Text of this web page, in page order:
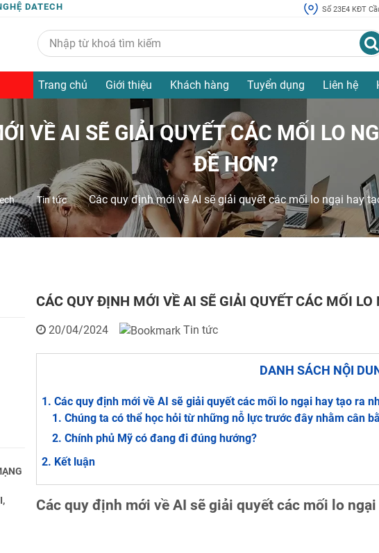
DATECH Số 23E4 KĐT
Trang chủ Giới thiệu Khách hàng Tuyển dụng Liên hệ
VỀ AI SẼ GIẢI QUYẾT CÁC MỐI LO
ĐỀ HƠN?
Tin tức Các quy định mới về AI sẽ giải quyết các mối lo ngại hay
CÁC QUY ĐỊNH MỚI VỀ AI SẼ GIẢI QUYẾT CÁC MỐI
20/04/2024 Tin tức
DANH SÁCH NỘI
Các quy định mới về AI sẽ giải quyết các mối lo ngại hay tạo ra
Chúng ta có thể học hỏi từ những nỗ lực trước đây nhằm cân
Chính phủ Mỹ có đang đi đúng hướng?
Kết luận
Các quy định mới về AI sẽ giải quyết các mối lo